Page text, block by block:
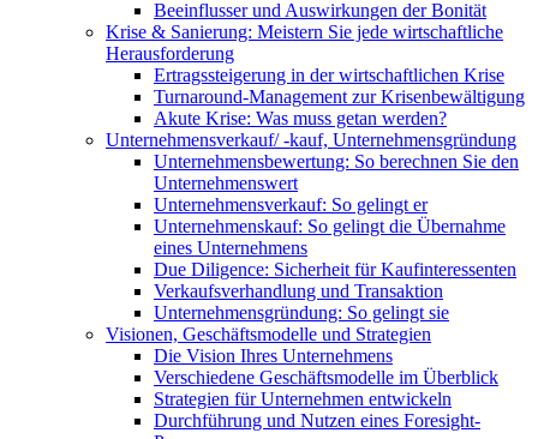
Beeinflusser und Auswirkungen der Bonität
Krise & Sanierung: Meistern Sie jede wirtschaftliche
Herausforderung
Ertragssteigerung in der wirtschaftlichen Krise
Turnaround-Management zur Krisenbewältigung
Akute Krise: Was muss getan werden?
Unternehmensverkauf/ -kauf, Unternehmensgründung
Unternehmensbewertung: So berechnen Sie den
Unternehmenswert
Unternehmensverkauf: So gelingt er
Unternehmenskauf: So gelingt die Übernahme
eines Unternehmens
Due Diligence: Sicherheit für Kaufinteressenten
Verkaufsverhandlung und Transaktion
Unternehmensgründung: So gelingt sie
Visionen, Geschäftsmodelle und Strategien
Die Vision Ihres Unternehmens
Verschiedene Geschäftsmodelle im Überblick
Strategien für Unternehmen entwickeln
Durchführung und Nutzen eines Foresight-